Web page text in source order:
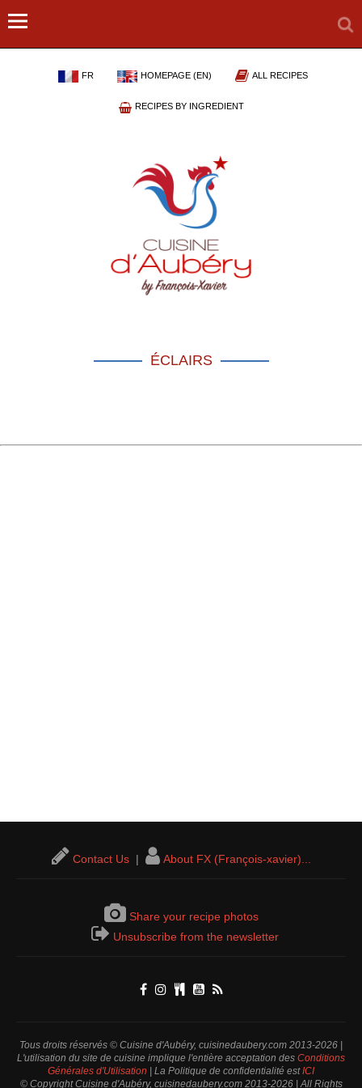
FR HOMEPAGE (EN) ALL RECIPES
RECIPES BY INGREDIENT
ÉCLAIRS
Contact Us| About FX (François-xavier)...
Share your recipe photos
Unsubscribe from the newsletter
Tous droits réservés © Cuisine d'Aubéry, cuisinedaubery.com 2013-2026 |
L'utilisation du site de cuisine implique l'entière acceptation des Conditions
Générales d'Utilisation | La Politique de confidentialité estICI
© Copyright Cuisine d'Aubéry, cuisinedaubery.com 2013-2026 | All Rights